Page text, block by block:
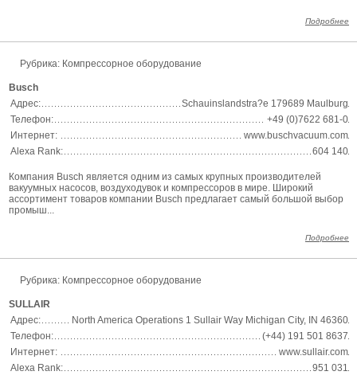
Подробнее
Рубрика: Компрессорное оборудование
Busch
Адрес:
Schauinslandstra?e 179689 Maulburg
Телефон:
+49 (0)7622 681-0
Интернет:
www.buschvacuum.com
Alexa Rank:
604 140
Компания Busch является одним из самых крупных производителей
вакуумных насосов, воздуходувок и компрессоров в мире. Широкий
ассортимент товаров компании Busch предлагает самый большой выбор
промыш...
Подробнее
Рубрика: Компрессорное оборудование
SULLAIR
Адрес:
North America Operations 1 Sullair Way Michigan City, IN 46360
Телефон:
(+44) 191 501 8637
Интернет:
www.sullair.com
Alexa Rank:
951 031